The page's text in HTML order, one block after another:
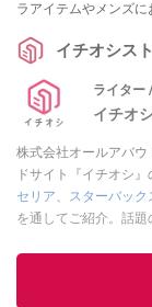
ラアイテムやメンズ
イチオシスト
ライター
イチオ
株式会社オールアバ
ドサイト『イチオシ』
セリア、 スターバック
を通してご紹介。話
レビューしています。